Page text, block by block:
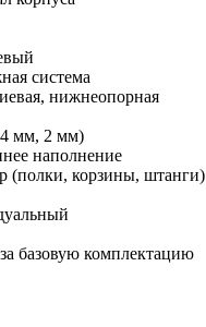
система
нижнеопорная
мм, 2 мм)
наполнение
(полки, корзины, штанги)
базовую комплектацию